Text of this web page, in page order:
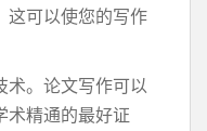
这可以使您的写作
术。论文写作可以
术精通的最好证